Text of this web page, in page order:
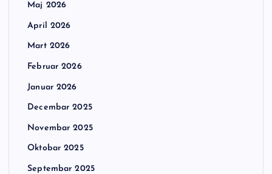
Maj 2026
April 2026
Mart 2026
Februar 2026
Januar 2026
Decembar 2025
Novembar 2025
Oktobar 2025
Septembar 2025